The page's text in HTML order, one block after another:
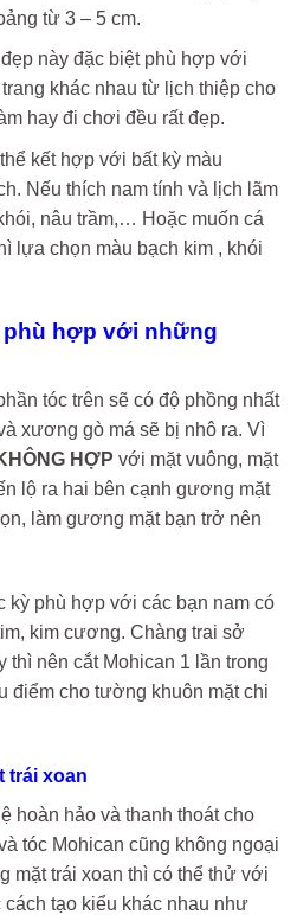
từ 3 – 5 cm.
này đặc biệt phù hợp với
khác nhau từ lịch thiệp cho
hay đi chơi đều rất đẹp.
kết hợp với bất kỳ màu
Nếu thích nam tính và lịch lãm
nâu trầm,… Hoặc muốn cá
lựa chọn màu bạch kim , khói
phù hợp với những
tóc trên sẽ có độ phồng nhất
xương gò má sẽ bị nhô ra. Vì
HỢP với mặt vuông, mặt
lộ ra hai bên cạnh gương mặt
làm gương mặt bạn trở nên
kỳ phù hợp với các bạn nam có
kim cương. Chàng trai sở
thì nên cắt Mohican 1 lần trong
điểm cho tường khuôn mặt chi
trái xoan
hoàn hảo và thanh thoát cho
tóc Mohican cũng không ngoại
mặt trái xoan thì có thể thử với
tạo kiểu khác nhau như